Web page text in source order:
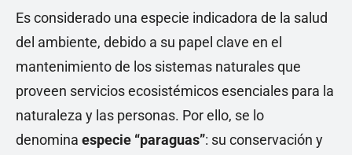
Es considerado una especie indicadora de la salud
del ambiente, debido a su papel clave en el
mantenimiento de los sistemas naturales que
proveen servicios ecosistémicos esenciales para la
naturaleza y las personas. Por ello, se lo
denomina especie “paraguas”: su conservación y